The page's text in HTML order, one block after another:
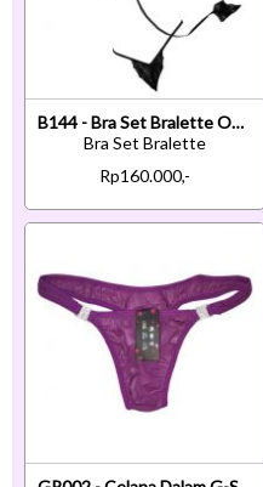
B144 - Bra Set Bralette Open Cup Hitam Celana Dalam Crotchless Penutup Mata Tali Ikat Tangan
Bra Set Bralette
Rp160.000,-